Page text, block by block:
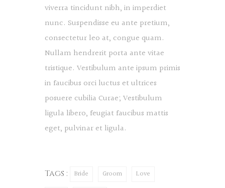
viverra tincidunt nibh, in imperdiet
nunc. Suspendisse eu ante pretium,
consectetur leo at, congue quam.
Nullam hendrerit porta ante vitae
tristique. Vestibulum ante ipsum primis
in faucibus orci luctus et ultrices
posuere cubilia Curae; Vestibulum
ligula libero, feugiat faucibus mattis
eget, pulvinar et ligula.
Tags : Bride Groom Love